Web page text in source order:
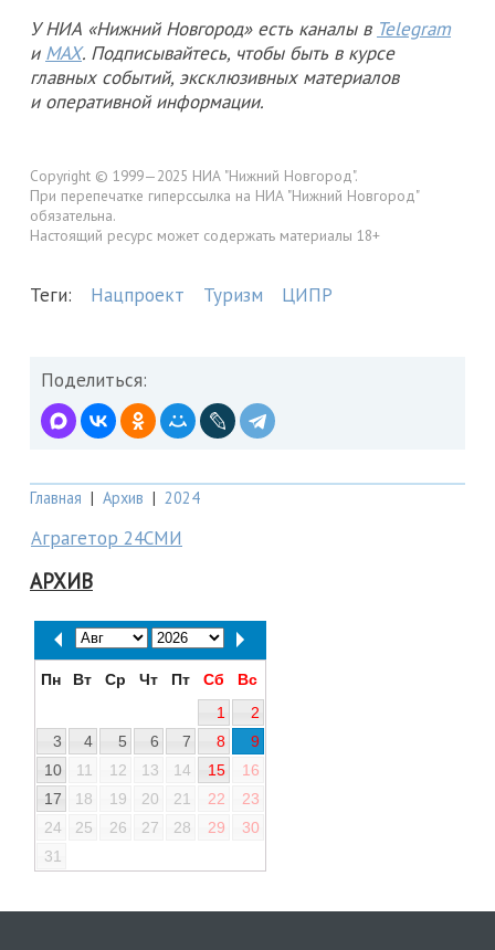
У НИА «Нижний Новгород» есть каналы в Telegram
и MAX. Подписывайтесь, чтобы быть в курсе
главных событий, эксклюзивных материалов
и оперативной информации.
Copyright © 1999—2025 НИА "Нижний Новгород".
При перепечатке гиперссылка на НИА "Нижний Новгород"
обязательна.
Настоящий ресурс может содержать материалы 18+
Теги: Нацпроект Туризм ЦИПР
Поделиться:
Главная | Архив | 2024
Аграгетор 24СМИ
АРХИВ
Пн Вт Ср Чт Пт Сб
Вс
1
2
3
4 5 6 7 8
9
10
11 12 13 14 15
16
17
18 19 20 21 22
23
24
25 26 27 28 29
30
31